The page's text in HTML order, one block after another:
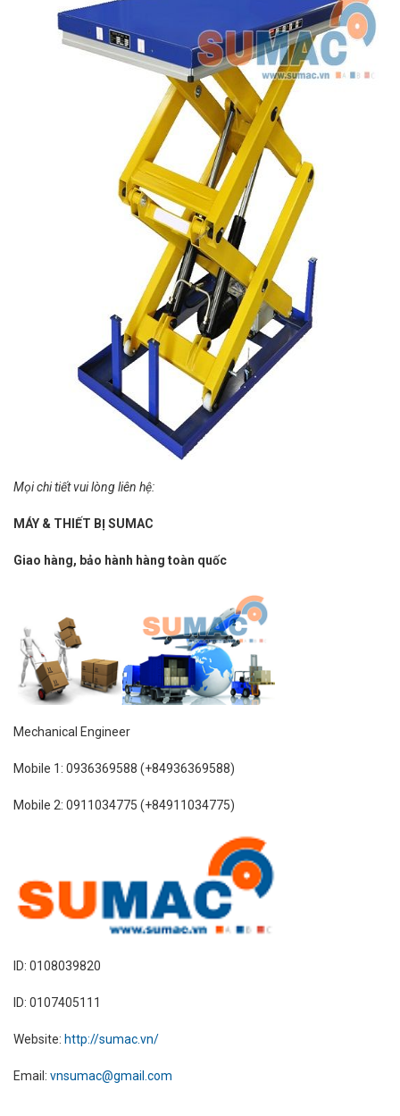
Mọi chi tiết vui lòng liên hệ:
MÁY & THIẾT BỊ SUMAC
Giao hàng, bảo hành hàng toàn quốc
Mechanical Engineer
Mobile 1: 0936369588 (+84936369588)
Mobile 2: 0911034775 (+84911034775)
ID: 0108039820
ID: 0107405111
Website: http://sumac.vn/
Email: vnsumac@gmail.com